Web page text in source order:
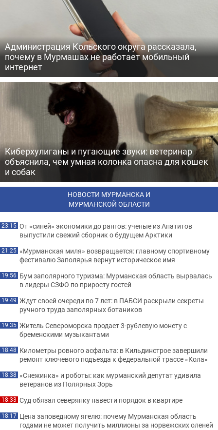
Администрация Кольского округа рассказала,
почему в Мурмашах не работает мобильный
интернет
Киберхулиганы и пугающие звуки: ветеринар
объяснила, чем умная колонка опасна для кошек
и собак
НОВОСТИ МУРМАНСКА И
МУРМАНСКОЙ ОБЛАСТИ
23:15 От «синей» экономики до рангов: ученые из Апатитов
выпустили свежий сборник о будущем Арктики
21:25 «Мурманская миля» возвращается: главному спортивному
фестивалю Заполярья вернут историческое имя
19:56 Бум заполярного туризма: Мурманская область вырвалась
в лидеры СЗФО по приросту гостей
19:49 Ждут своей очереди по 7 лет: в ПАБСИ раскрыли секреты
ручного труда заполярных ботаников
19:35 Житель Североморска продает 3-рублевую монету с
бременскими музыкантами
18:48 Километры ровного асфальта: в Кильдинстрое завершили
ремонт ключевого подъезда к федеральной трассе «Кола»
18:38 «Снежинка» и роботы: как мурманский депутат удивила
ветеранов из Полярных Зорь
18:33 Суд обязал северянку навести порядок в квартире
18:17 Цена заповедному ягелю: почему Мурманская область
годами не может получить миллионы за норвежских оленей